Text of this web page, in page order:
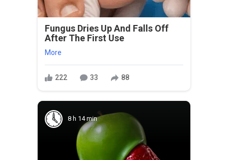
Fungus Dries Up And Falls Off
After The First Use
More
222 33 88
8 h 14 min